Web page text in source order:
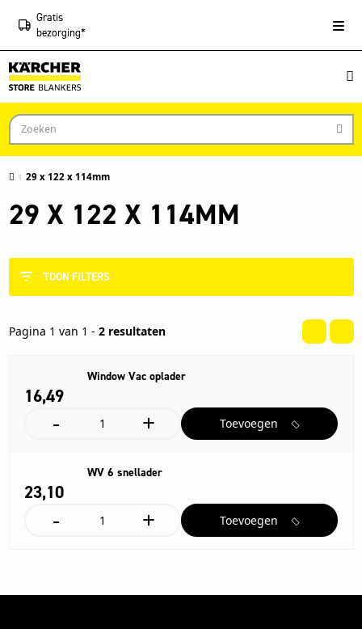
Gratis
bezorging*
29 x 122 x 114mm
29 X 122 X 114MM
TOON FILTERS
Pagina 1 van 1 - 2 resultaten
16,49
Window Vac oplader
-
Window
+ Toevoegen
23,10
WV 6 snellader
- + Toevoegen